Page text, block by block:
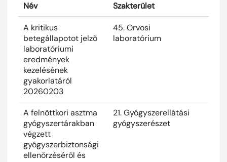
Név Szakterület
A kritikus
betegállapotot jelzõ
laboratóriumi
eredmények
kezelésének
gyakorlatáról
20260203
45. Orvosi
laboratórium
A felnõttkori asztma
gyógyszertárakban
végzett
gyógyszerbiztonsági
ellenõrzésérõl és
21. Gyógyszerellátási
gyógyszerészet